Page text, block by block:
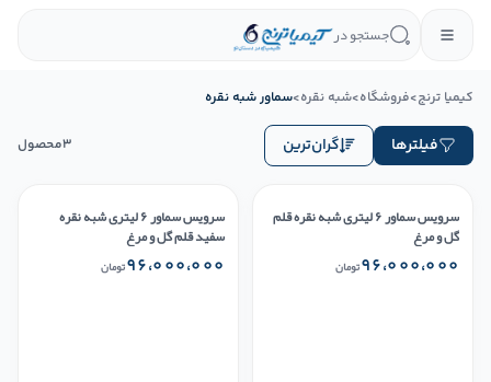
جستجو در
کیمیا ترنج>فروشگاه>شبه نقره>سماور شبه نقره
3محصول گران‌ترین فیلترها
سرویس سماور ۶ لیتری شبه نقره قلم
گل و مرغ
۹۶،۰۰۰،۰۰۰تومان
سرویس سماور ۶ لیتری شبه نقره
سفید قلم گل و مرغ
۹۶،۰۰۰،۰۰۰تومان